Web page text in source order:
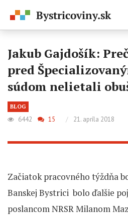
Jakub Gajdošík:
pred
súdom nelietali
BLOG
6442 15 / 21. apríla 2018
Začiatok pracovného týždňa
Banskej Bystrici bolo ďalšie
poslancom NRSR Milanom